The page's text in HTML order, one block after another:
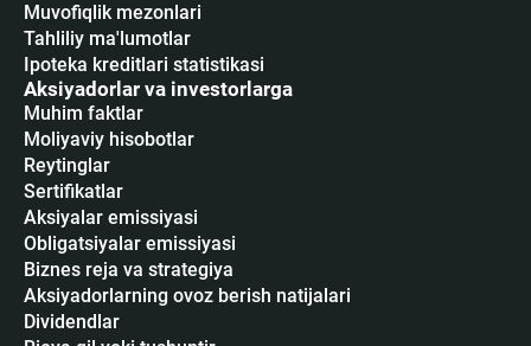
Muvofiqlik mezonlari
Tahliliy ma'lumotlar
Ipoteka kreditlari statistikasi
Aksiyadorlar va investorlarga
Muhim faktlar
Moliyaviy hisobotlar
Reytinglar
Sertifikatlar
Аksiyalar emissiyasi
Obligatsiyalar emissiyasi
Biznes reja va strategiya
Aksiyadorlarning ovoz berish natijalari
Dividendlar